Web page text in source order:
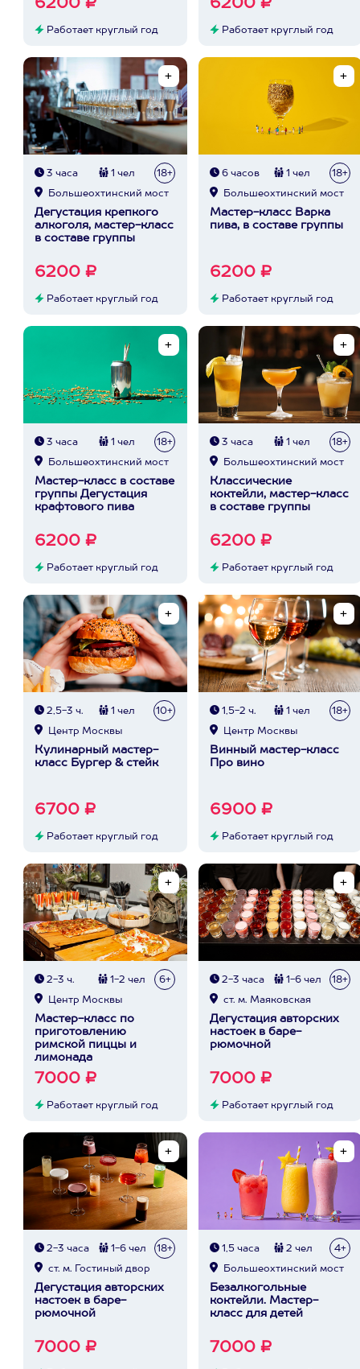
6200 ₽
Работает круглый год
6200 ₽
Работает круглый год
3 часа 1 чел 18+
Большеохтинский мост
Дегустация крепкого
алкоголя, мастер-класс
в составе группы
6200 ₽
Работает круглый год
6 часов 1 чел 18+
Большеохтинский мост
Мастер-класс Варка
пива, в составе группы
6200 ₽
Работает круглый год
3 часа 1 чел 18+
Большеохтинский мост
Мастер-класс в составе
группы Дегустация
крафтового пива
6200 ₽
Работает круглый год
3 часа 1 чел 18+
Большеохтинский мост
Классические
коктейли, мастер-класс
в составе группы
6200 ₽
Работает круглый год
2,5-3 ч. 1 чел 10+
Центр Москвы
Кулинарный мастер-
класс Бургер & стейк
6700 ₽
Работает круглый год
1,5-2 ч. 1 чел 18+
Центр Москвы
Винный мастер-класс
Про вино
6900 ₽
Работает круглый год
2-3 ч. 1-2 чел 6+
Центр Москвы
Мастер-класс по
приготовлению
римской пиццы и
лимонада
7000 ₽
Работает круглый год
2-3 часа 1-6 чел 18+
ст. м. Маяковская
Дегустация авторских
настоек в баре-
рюмочной
7000 ₽
Работает круглый год
2-3 часа 1-6 чел 18+
ст. м. Гостиный двор
Дегустация авторских
настоек в баре-
рюмочной
7000 ₽
1,5 часа 2 чел 4+
Большеохтинский мост
Безалкогольные
коктейли. Мастер-
класс для детей
7000 ₽